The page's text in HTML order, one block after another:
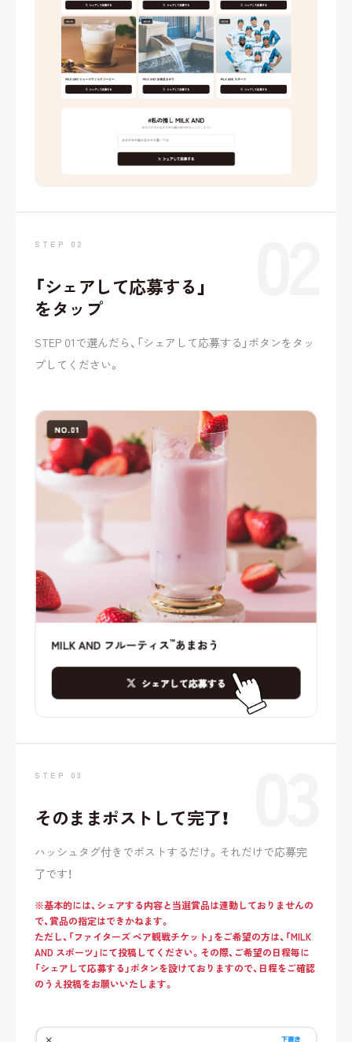
STEP 02
「シェアして応募する」
をタップ
STEP 01で選んだら、「シェアして応募する」ボタンをタッ
プしてください。
STEP 03
そのままポストして完了！
ハッシュタグ付きでポストするだけ。それだけで応募完
了です！
※基本的には、シェアする内容と当選賞品は連動しておりませんの
で、賞品の指定はできかねます。
ただし、「ファイターズ ペア観戦チケット」をご希望の方は、「MILK
AND スポーツ」にて投稿してください。その際、ご希望の日程毎に
「シェアして応募する」ボタンを設けておりますので、日程をご確認
のうえ投稿をお願いいたします。